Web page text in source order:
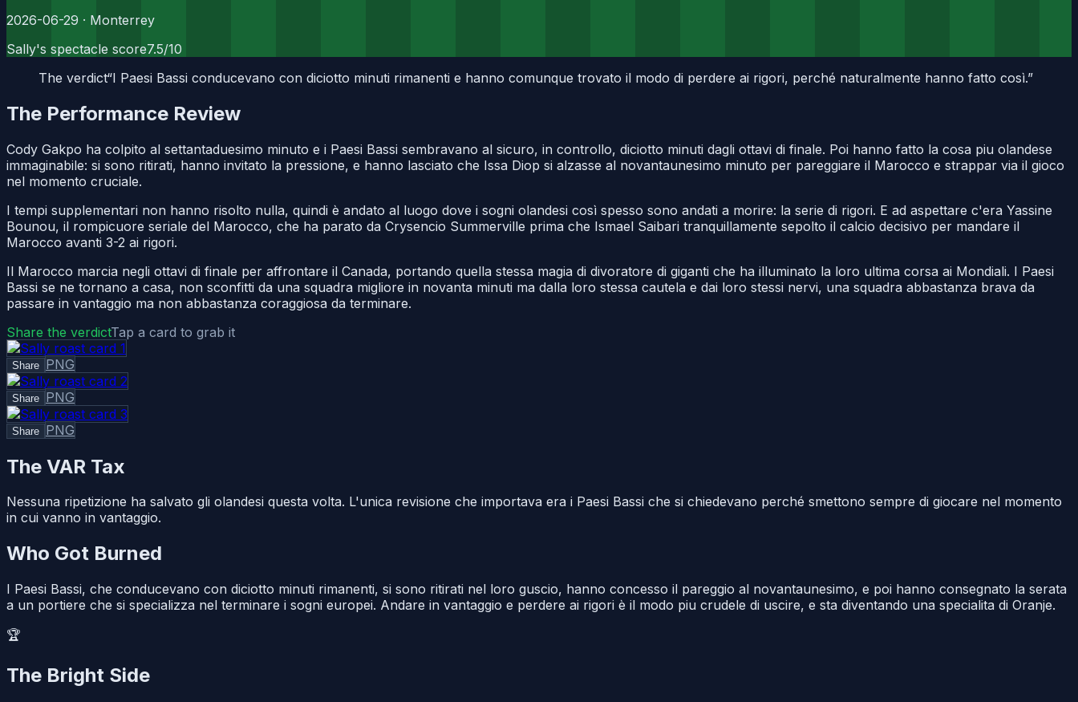
2026-06-29 · Monterrey
Sally's spectacle score7.5/10
The verdict“I Paesi Bassi conducevano con diciotto minuti rimanenti e hanno comunque trovato il modo di perdere ai rigori, perché naturalmente hanno fatto così.”
The Performance Review
Cody Gakpo ha colpito al settantaduesimo minuto e i Paesi Bassi sembravano al sicuro, in controllo, diciotto minuti dagli ottavi di finale. Poi hanno fatto la cosa piu olandese
immaginabile: si sono ritirati, hanno invitato la pressione, e hanno lasciato che Issa Diop si alzasse al novantaunesimo minuto per pareggiare il Marocco e strappar via il gioco
nel momento cruciale.
I tempi supplementari non hanno risolto nulla, quindi è andato al luogo dove i sogni olandesi così spesso sono andati a morire: la serie di rigori. E ad aspettare c'era Yassine
Bounou, il rompicuore seriale del Marocco, che ha parato da Crysencio Summerville prima che Ismael Saibari tranquillamente sepolto il calcio decisivo per mandare il
Marocco avanti 3-2 ai rigori.
Il Marocco marcia negli ottavi di finale per affrontare il Canada, portando quella stessa magia di divoratore di giganti che ha illuminato la loro ultima corsa ai Mondiali. I Paesi
Bassi se ne tornano a casa, non sconfitti da una squadra migliore in novanta minuti ma dalla loro stessa cautela e dai loro stessi nervi, una squadra abbastanza brava da
passare in vantaggio ma non abbastanza coraggiosa da terminare.
Share the verdictTap a card to grab it
Share PNG
Share PNG
Share PNG
The VAR Tax
Nessuna ripetizione ha salvato gli olandesi questa volta. L'unica revisione che importava era i Paesi Bassi che si chiedevano perché smettono sempre di giocare nel momento
in cui vanno in vantaggio.
Who Got Burned
I Paesi Bassi, che conducevano con diciotto minuti rimanenti, si sono ritirati nel loro guscio, hanno concesso il pareggio al novantaunesimo, e poi hanno consegnato la serata
a un portiere che si specializza nel terminare i sogni europei. Andare in vantaggio e perdere ai rigori è il modo piu crudele di uscire, e sta diventando una specialita di Oranje.
🏆
The Bright Side